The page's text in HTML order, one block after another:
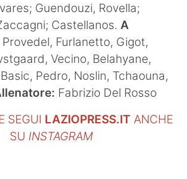
Guendouzi, Rovella;
Castellanos. A
Provedel, Furlanetto, Gigot,
Vecino, Belahyane,
Pedro, Noslin, Tchaouna,
Fabrizio Del Rosso
SEGUI LAZIOPRESS.IT ANCHE
SU INSTAGRAM